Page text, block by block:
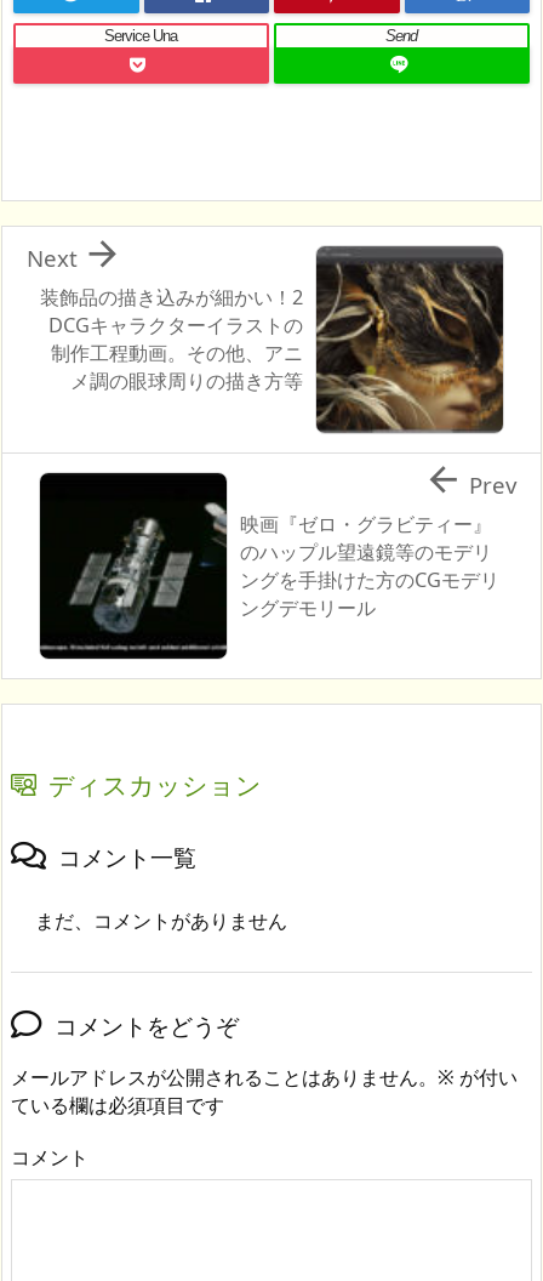
Service Una Send
装飾品の描き込みが細かい！2
DCGキャラクターイラストの
制作工程動画。その他、アニ
メ調の眼球周りの描き方等

Next
映画『ゼロ・グラビティー』
のハップル望遠鏡等のモデリ
ングを手掛けた方のCGモデリ
ングデモリール
 Prev
ディスカッション
コメント一覧
まだ、コメントがありません
コメントをどうぞ
メールアドレスが公開されることはありません。 ※ が付い
ている欄は必須項目です
コメント